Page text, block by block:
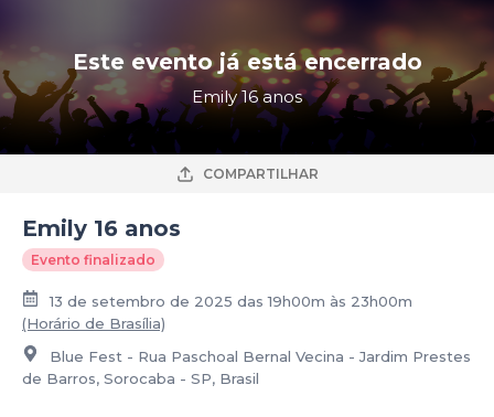
Este evento já está encerrado
Emily 16 anos
COMPARTILHAR
Emily 16 anos
Evento finalizado
13 de setembro de 2025 das 19h00m às 23h00m
(Horário de Brasília)
Blue Fest - Rua Paschoal Bernal Vecina - Jardim Prestes
de Barros, Sorocaba - SP, Brasil